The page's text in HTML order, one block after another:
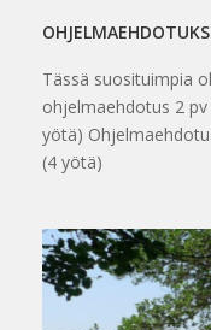
Tässä suosituimpia
ohjelmaehdotus 2
yötä)
(4 yötä)